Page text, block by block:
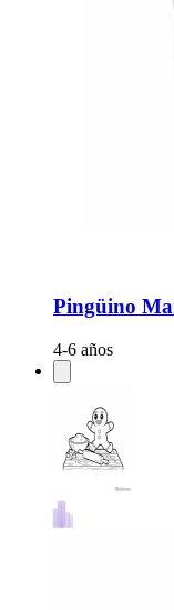
Pingüino
4-6 años